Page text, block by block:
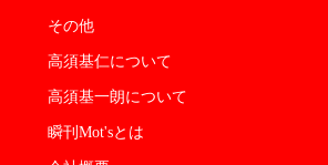
その他
高須基仁について
高須基一朗について
瞬刊Mot'sとは